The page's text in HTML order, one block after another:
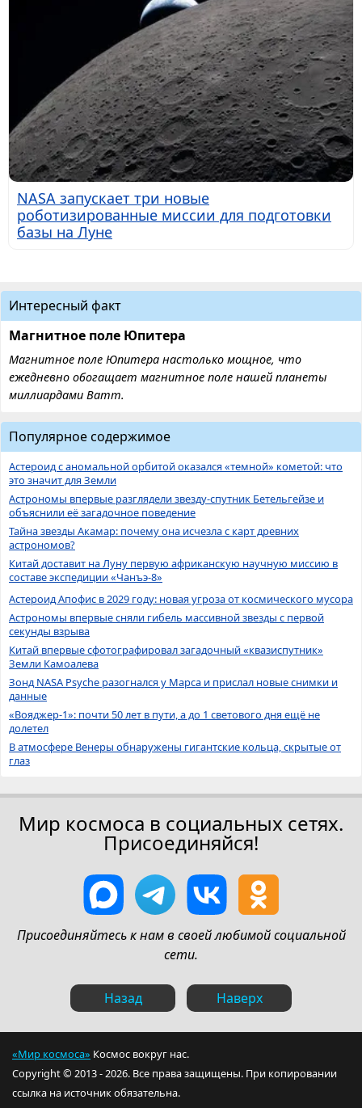
NASA запускает три новые
роботизированные миссии для подготовки
базы на Луне
Интересный факт
Магнитное поле Юпитера
Магнитное поле Юпитера настолько мощное, что
ежедневно обогащает магнитное поле нашей планеты
миллиардами Ватт.
Популярное содержимое
Астероид с аномальной орбитой оказался «темной» кометой: что
это значит для Земли
Астрономы впервые разглядели звезду-спутник Бетельгейзе и
объяснили её загадочное поведение
Тайна звезды Акамар: почему она исчезла с карт древних
астрономов?
Китай доставит на Луну первую африканскую научную миссию в
составе экспедиции «Чанъэ-8»
Астероид Апофис в 2029 году: новая угроза от космического мусора
Астрономы впервые сняли гибель массивной звезды с первой
секунды взрыва
Китай впервые сфотографировал загадочный «квазиспутник»
Земли Камоалева
Зонд NASA Psyche разогнался у Марса и прислал новые снимки и
данные
«Вояджер-1»: почти 50 лет в пути, а до 1 светового дня ещё не
долетел
В атмосфере Венеры обнаружены гигантские кольца, скрытые от
глаз
Мир космоса в социальных сетях.
Присоединяйся!
Присоединяйтесь к нам в своей любимой социальной
сети.
Назад Наверх
«Мир космоса» Космос вокруг нас.
Copyright © 2013 - 2026. Все права защищены. При копировании
ссылка на источник обязательна.